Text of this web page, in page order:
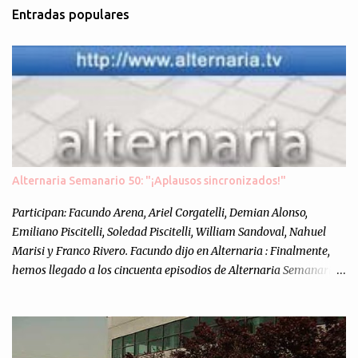
e
n
t
o
s
Entradas populares
Alternaria Semanario 50: "¡Aplausos sincronizados!"
Participan: Facundo Arena, Ariel Corgatelli, Demian Alonso,
Emiliano Piscitelli, Soledad Piscitelli, William Sandoval, Nahuel
Marisi y Franco Rivero. Facundo dijo en Alternaria : Finalmente,
hemos llegado a los cincuenta episodios de Alternaria Semanario.
nuestra propia óptica: un punto de vista independiente e
informal.Para festejarlo, se nos ocurrió que estemos todos juntos; y